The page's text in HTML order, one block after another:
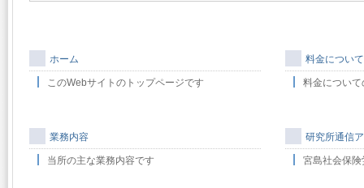
ホーム
このWebサイトのトップページです
業務内容
当所の主な業務内容です
料金について
料金につい
研究所通信
宮島社会保